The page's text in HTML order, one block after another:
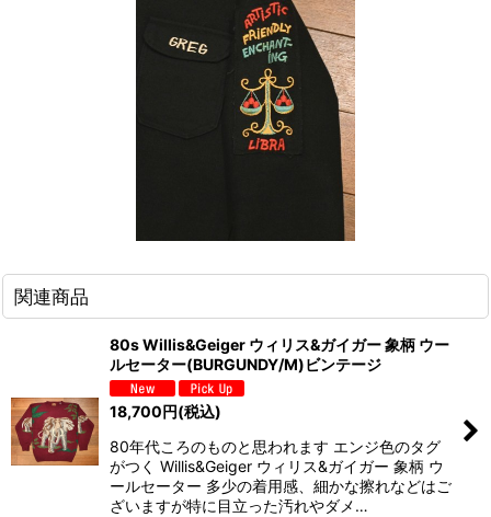
関連商品
80s Willis&Geiger ウィリス&ガイガー 象柄 ウー
ルセーター(BURGUNDY/M)ビンテージ
18,700円(税込)
80年代ころのものと思われます エンジ色のタグ
がつく Willis&Geiger ウィリス&ガイガー 象柄 ウ
ールセーター 多少の着用感、細かな擦れなどはご
ざいますが特に目立った汚れやダメ…